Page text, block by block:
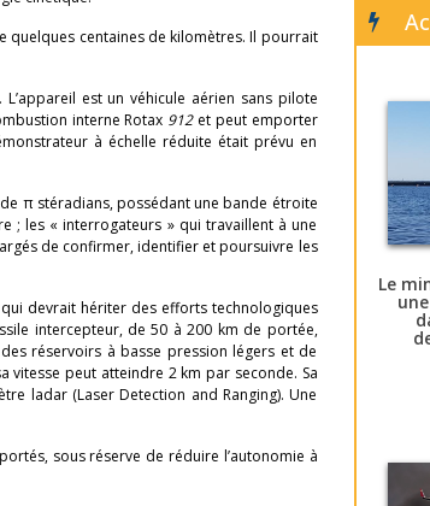
quelques centaines de kilomètres. Il pourrait
est un véhicule aérien sans pilote
interne Rotax 912et peut emporter
à échelle réduite était prévu en
π stéradians, possédant une bande étroite
; les « interrogateurs » qui travaillent à une
de confirmer, identifier et poursuivre les
devrait hériter des efforts technologiques
intercepteur, de 50 à 200 km de portée,
réservoirs à basse pression légers et de
peut atteindre 2 km par seconde. Sa
ladar (Laser Detection and Ranging). Une
sous réserve de réduire l’autonomie à
Le